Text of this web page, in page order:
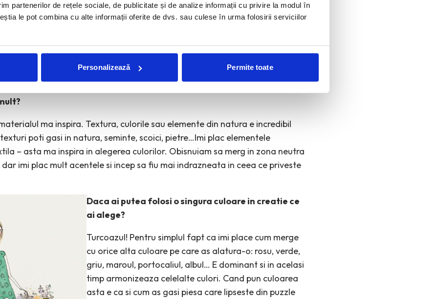
partenerilor de rețele sociale, de publicitate și de analize informații cu privire la modul în
le pot combina cu alte informații oferite de dvs. sau culese în urma folosirii serviciilor
Personalizează Permite toate
drag si care a adus lucrarile ei in spatiul public este o colaborare cu
si o ocazie de reconstientizare a unui loc de pasaj. Fuga devine fugă.
care sunt agatati pe podul de peste Somes si care vor ramane acolo pe
ma inspira. Textura, culorile sau elemente din natura e incredibil
poti gasi in natura, seminte, scoici, pietre…Imi plac elementele
– asta ma inspira in alegerea culorilor. Obisnuiam sa merg in zona neutra
imi plac mult acentele si incep sa fiu mai indrazneata in ceea ce priveste
Daca ai putea folosi o singura culoare in creatie ce
ai alege?
Turcoazul! Pentru simplul fapt ca imi place cum merge
cu orice alta culoare pe care as alatura-o: rosu, verde,
griu, maroul, portocaliul, albul… E dominant si in acelasi
timp armonizeaza celelalte culori. Cand pun culoarea
asta e ca si cum as gasi piesa care lipseste din puzzle